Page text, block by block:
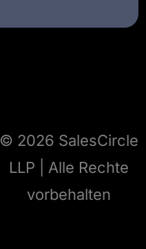
© 2026 SalesCircle
LLP | Alle Rechte
vorbehalten